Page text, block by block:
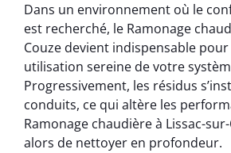
Dans un environnement où le
est recherché, le Ramonage
Couze devient indispensable
utilisation sereine de votre
Progressivement, les résidus
conduits, ce qui altère les
Ramonage chaudière à Lissac-
alors de nettoyer en profondeur.